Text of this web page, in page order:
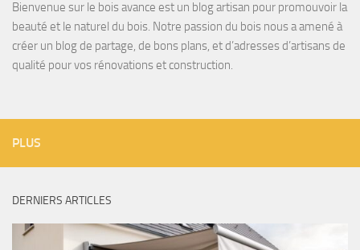
Bienvenue sur le bois avance est un blog artisan pour promouvoir la
beauté et le naturel du bois. Notre passion du bois nous a amené à
créer un blog de partage, de bons plans, et d’adresses d’artisans de
qualité pour vos rénovations et construction.
PLUS
DERNIERS ARTICLES